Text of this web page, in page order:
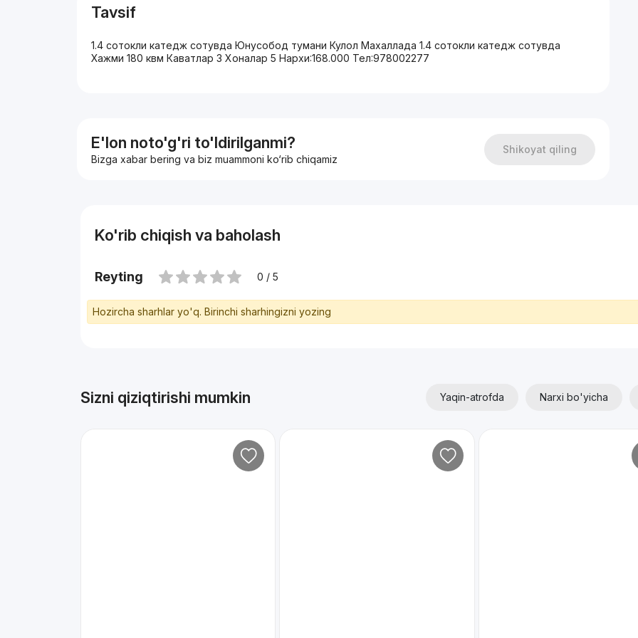
Tavsif
1.4 сотокли катедж сотувда Юнусобод тумани Кулол Махаллада 1.4 сотокли катедж сотувда
Хажми 180 квм Каватлар 3 Хоналар 5 Нархи:168.000 Тел:978002277
E'lon noto'g'ri to'ldirilganmi?
Bizga xabar bering va biz muammoni ko‘rib chiqamiz
Shikoyat qiling
Ko'rib chiqish va baholash
Reyting 0 / 5
Hozircha sharhlar yo'q. Birinchi sharhingizni yozing
Sizni qiziqtirishi mumkin Yaqin-atrofda Narxi bo'yicha